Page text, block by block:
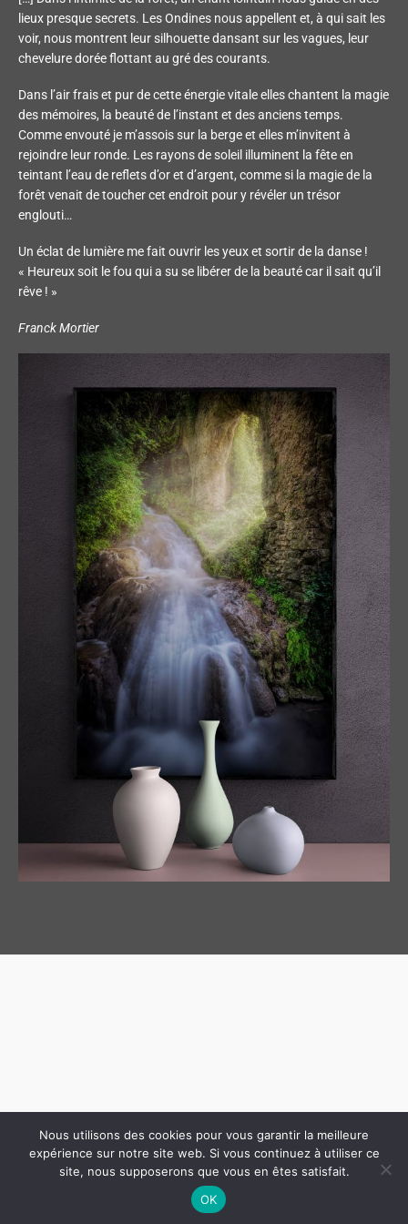
lieux presque secrets. Les Ondines nous appellent et, à qui sait les
voir, nous montrent leur silhouette dansant sur les vagues, leur
chevelure dorée flottant au gré des courants.
Dans l’air frais et pur de cette énergie vitale elles chantent la magie
des mémoires, la beauté de l’instant et des anciens temps.
Comme envouté je m’assois sur la berge et elles m’invitent à
rejoindre leur ronde. Les rayons de soleil illuminent la fête en
teintant l’eau de reflets d’or et d’argent, comme si la magie de la
forêt venait de toucher cet endroit pour y révéler un trésor
englouti…
Un éclat de lumière me fait ouvrir les yeux et sortir de la danse !
« Heureux soit le fou qui a su se libérer de la beauté car il sait qu’il
rêve ! »
Franck Mortier
Copyright © 2026 Franck Mortier |Conditions générales
de ventes-Mentions Légales
Nous utilisons des cookies pour vous garantir la meilleure
expérience sur notre site web. Si vous continuez à utiliser ce
site, nous supposerons que vous en êtes satisfait.
OK